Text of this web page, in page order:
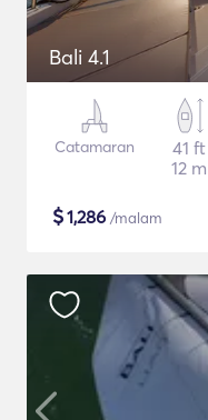
Bali 4.1
Catamaran
41 ft
12 m
$1,286 /malam